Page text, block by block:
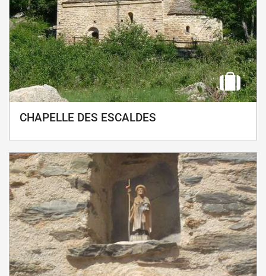
CHAPELLE DES ESCALDES